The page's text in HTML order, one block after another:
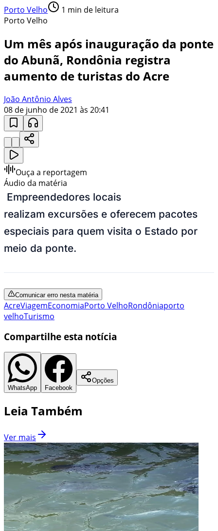
Porto Velho 1 min de leitura
Porto Velho
Um mês após inauguração da ponte
do Abunã, Rondônia registra
aumento de turistas do Acre
João Antônio Alves
08 de junho de 2021 às 20:41
Ouça a reportagem
Áudio da matéria
Empreendedores locais
realizam excursões e oferecem pacotes
especiais para quem visita o Estado por
meio da ponte.
Comunicar erro nesta matéria
AcreViagemEconomiaPorto VelhoRondôniaporto
velhoTurismo
Compartilhe esta notícia
WhatsApp Facebook
Opções
Leia Também
Ver mais